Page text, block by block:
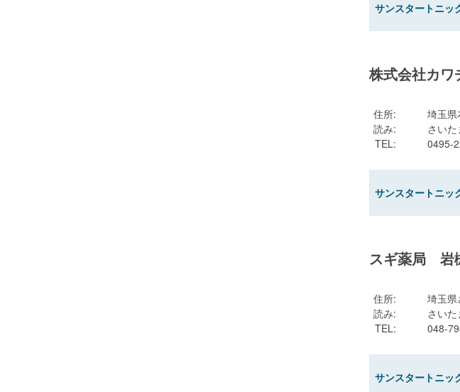
サンスタートニッ
株式会社カ
住所:
埼玉県
読み:
さい
TEL: 0495-
サンスタートニッ
スギ薬局 岩
住所:
埼玉県
読み:
さい
TEL: 048-
サンスタートニッ